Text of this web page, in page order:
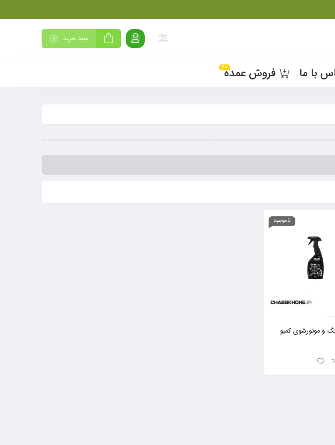
سبد خرید 0
با ما فروش عمدهداغ
ناموجود
و موتورشوی کمبو